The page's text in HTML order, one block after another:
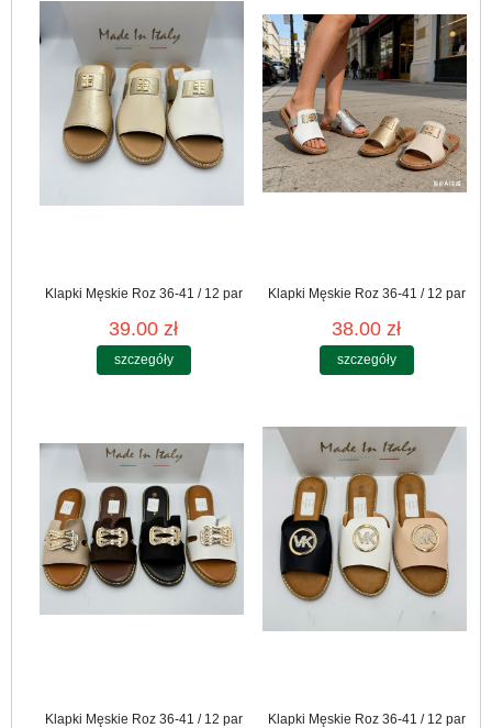
Klapki Męskie Roz 36-41 / 12 par
39.00 zł
szczegóły
Klapki Męskie Roz 36-41 / 12 par
38.00 zł
szczegóły
Klapki Męskie Roz 36-41 / 12 par Klapki Męskie Roz 36-41 / 12 par